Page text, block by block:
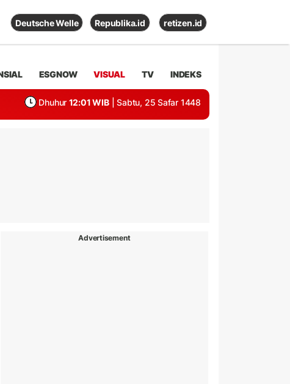
Deutsche Welle Republika.id retizen.id
ESGNOW VISUAL TV INDEKS
Dhuhur 12:01 WIB | Sabtu, 25 Safar 1448
Advertisement